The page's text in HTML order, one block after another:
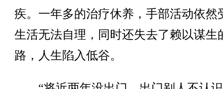
疾。一年多的治疗休养，手部活动依然
生活无法自理，同时还失去了赖以谋生
路，人生陷入低谷。